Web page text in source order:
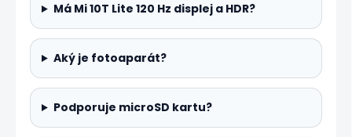
Má Mi 10T Lite 120 Hz displej a HDR?
Aký je fotoaparát?
Podporuje microSD kartu?